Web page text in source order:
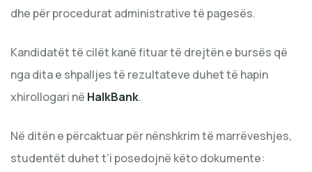
dhe për procedurat administrative të pagesës.
Kandidatët të cilët kanë fituar të drejtën e bursës që
nga dita e shpalljes të rezultateve duhet të hapin
xhirollogari në HalkBank.
Në ditën e përcaktuar për nënshkrim të marrëveshjes,
studentët duhet t’i posedojnë këto dokumente: